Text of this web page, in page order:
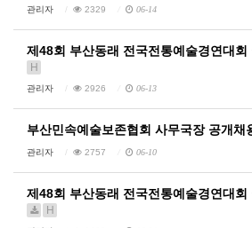
관리자 2329 06-14
제48회 부산동래 전국전통예술경연대
H
관리자 2926 06-13
부산민속예술보존협회 사무국장 공개채
관리자 2757 06-10
제48회 부산동래 전국전통예술경연대회
H